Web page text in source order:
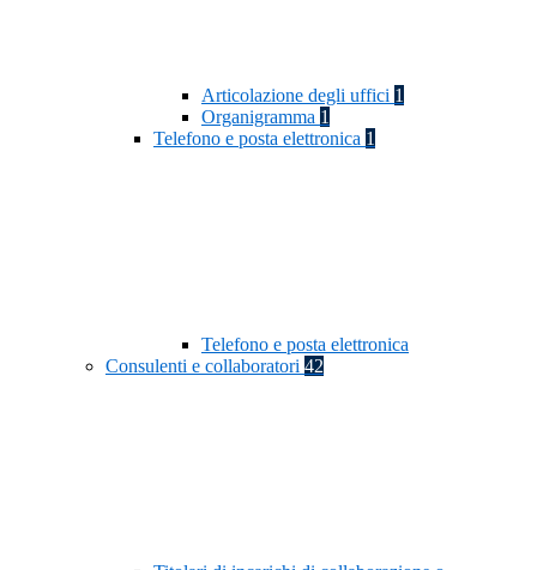
Articolazione degli uffici 1
Organigramma 1
Telefono e posta elettronica 1
Telefono e posta elettronica
Consulenti e collaboratori 42